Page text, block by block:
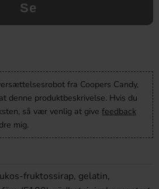
Se
fra Coopers Candy,
denne produktbeskrivelse. Hvis du
så vær venlig at give feedback
mig.
fruktossirap, gelatin,